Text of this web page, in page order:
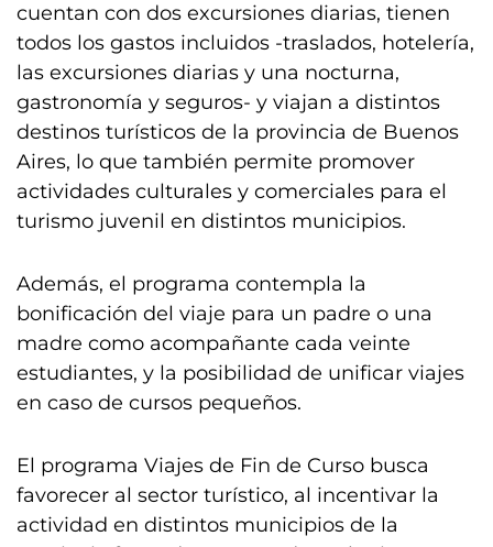
cuentan con dos excursiones diarias, tienen
todos los gastos incluidos -traslados, hotelería,
las excursiones diarias y una nocturna,
gastronomía y seguros- y viajan a distintos
destinos turísticos de la provincia de Buenos
Aires, lo que también permite promover
actividades culturales y comerciales para el
turismo juvenil en distintos municipios.
Además, el programa contempla la
bonificación del viaje para un padre o una
madre como acompañante cada veinte
estudiantes, y la posibilidad de unificar viajes
en caso de cursos pequeños.
El programa Viajes de Fin de Curso busca
favorecer al sector turístico, al incentivar la
actividad en distintos municipios de la